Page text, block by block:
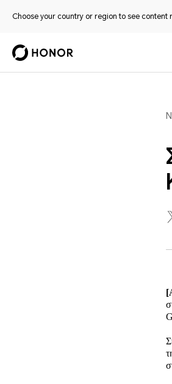
Choose your country or region to see content